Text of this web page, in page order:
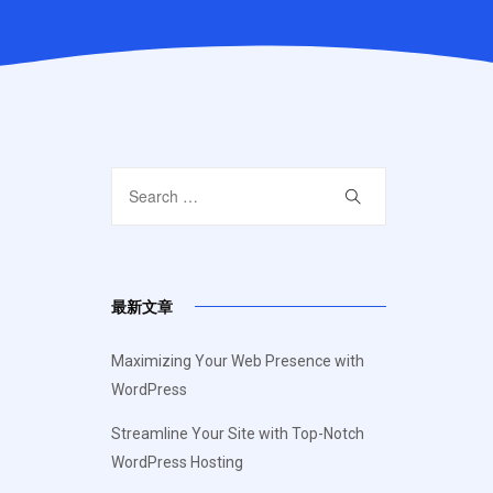
最新文章
Maximizing Your Web Presence with
WordPress
Streamline Your Site with Top-Notch
WordPress Hosting